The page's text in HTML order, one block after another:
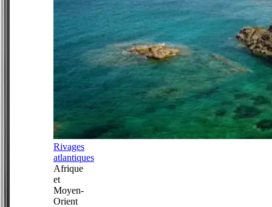
Rivages
atlantiques
Afrique
et
Moyen-
Orient